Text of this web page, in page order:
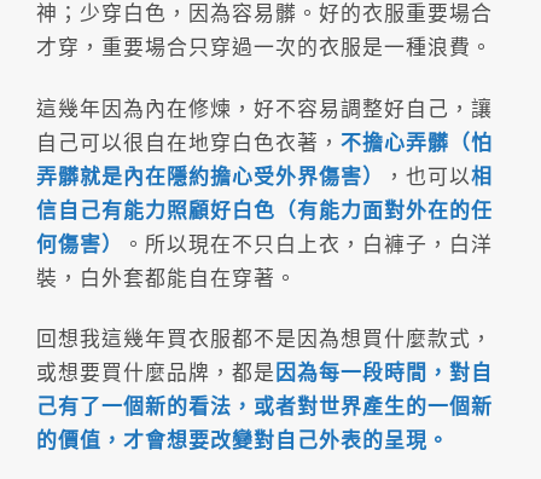
神；少穿白色，因為容易髒。好的衣服重要場合
才穿，重要場合只穿過一次的衣服是一種浪費。
這幾年因為內在修煉，好不容易調整好自己，讓
自己可以很自在地穿白色衣著， 不擔心弄髒（怕
弄髒就是內在隱約擔心受外界傷害）
，也可以相
信自己有能力照顧好白色（有能力面對外在的任
何傷害）
。所以現在不只白上衣，白褲子，白洋
裝，白外套都能自在穿著。
回想我這幾年買衣服都不是因為想買什麼款式，
或想要買什麼品牌，都是 因為每一段時間，對自
己有了一個新的看法，或者對世界產生的一個新
的價值，才會想要改變對自己外表的呈現。